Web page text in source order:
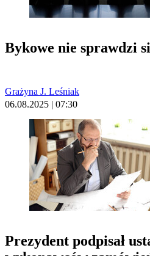
Bykowe nie sprawdzi
Grażyna J. Leśniak
06.08.2025 | 07:30
Prezydent podpisał